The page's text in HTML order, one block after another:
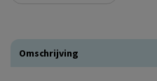
Omschrijving